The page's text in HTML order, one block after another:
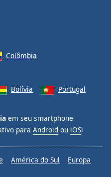
Colômbia
Bolívia Portugal
em seu smartphone
para Android ou iOS!
América do Sul
Europa